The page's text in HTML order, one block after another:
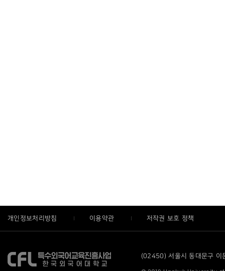
개인정보처리방침 이용약관 저작권 보호 정책
(02450) 서울시 동대문구